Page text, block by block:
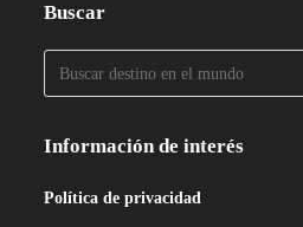
Buscar
Información de interés
Política de privacidad